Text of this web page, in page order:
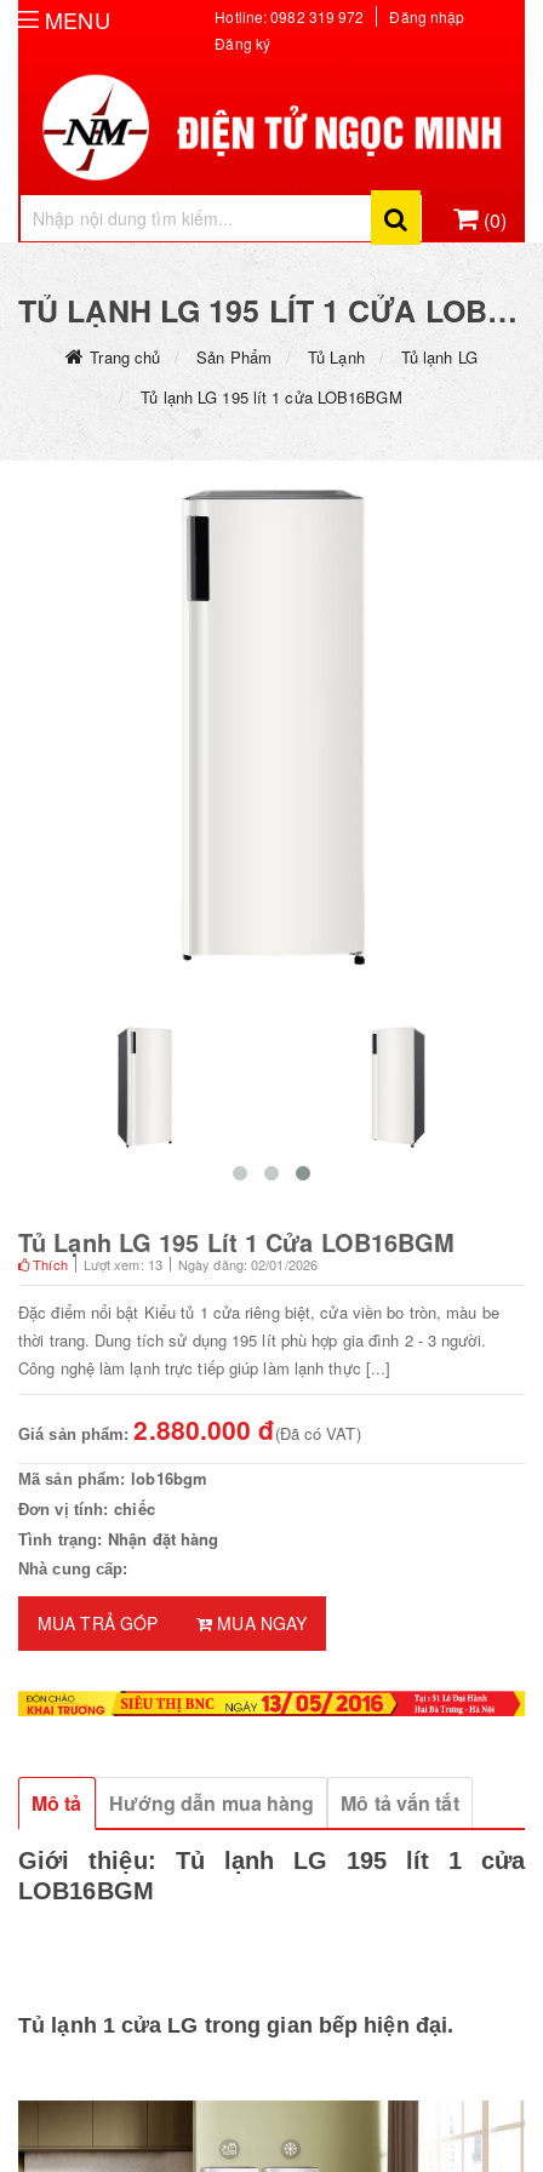
MENU Hotline: 0982 319 972
Đăng nhập
Đăng ký
(0)
TỦ LẠNH LG 195 LÍT 1 CỬA LOB16BGM
Trang chủ Sản Phẩm Tủ Lạnh
Tủ lạnh LG
Tủ lạnh LG 195 lít 1 cửa LOB16BGM
Tủ Lạnh LG 195 Lít 1 Cửa LOB16BGM
Thích Lượt xem: 13 Ngày đăng: 02/01/2026
Đặc điểm nổi bật Kiểu tủ 1 cửa riêng biệt, cửa viền bo tròn, màu be
thời trang. Dung tích sử dụng 195 lít phù hợp gia đình 2 - 3 người.
Công nghệ làm lạnh trực tiếp giúp làm lạnh thực [...]
Giá sản phẩm:2.880.000 đ(Đã có VAT)
Mã sản phẩm: lob16bgm
Đơn vị tính: chiếc
Tình trạng: Nhận đặt hàng
Nhà cung cấp:
MUA TRẢ GÓP MUA NGAY
Mô tả Hướng dẫn mua hàng Mô tả vắn tắt
Giới thiệu: Tủ lạnh LG 195 lít 1 cửa
LOB16BGM
Tủ lạnh 1 cửa LG trong gian bếp hiện đại.